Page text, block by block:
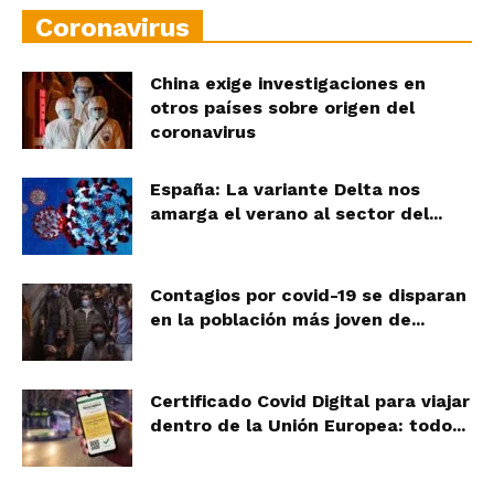
Coronavirus
China exige investigaciones en
otros países sobre origen del
coronavirus
España: La variante Delta nos
amarga el verano al sector del...
Contagios por covid-19 se disparan
en la población más joven de...
Certificado Covid Digital para viajar
dentro de la Unión Europea: todo...